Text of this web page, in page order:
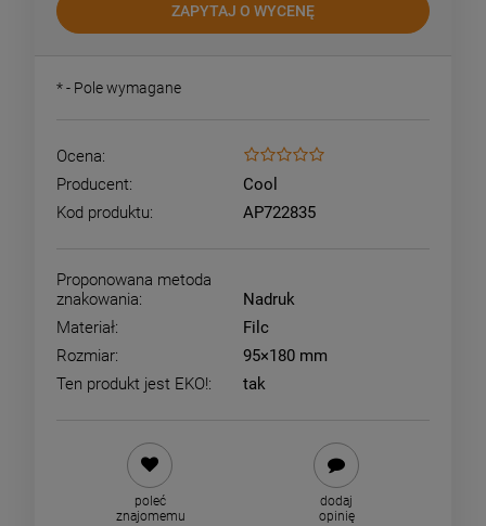
ZAPYTAJ O WYCENĘ
*- Pole wymagane
Ocena:
Producent:
Cool
Kod produktu:
AP722835
Proponowana metoda
znakowania:
Nadruk
Materiał:
Filc
Rozmiar:
95×180 mm
Ten produkt jest EKO!:
tak
poleć
znajomemu
dodaj
opinię